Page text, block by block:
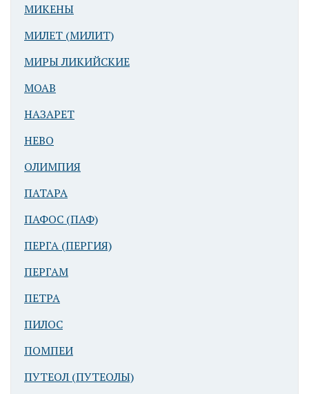
МИКЕНЫ
МИЛЕТ (МИЛИТ)
МИРЫ ЛИКИЙСКИЕ
МОАВ
НАЗАРЕТ
НЕВО
ОЛИМПИЯ
ПАТАРА
ПАФОС (ПАФ)
ПЕРГА (ПЕРГИЯ)
ПЕРГАМ
ПЕТРА
ПИЛОС
ПОМПЕИ
ПУТЕОЛ (ПУТЕОЛЫ)